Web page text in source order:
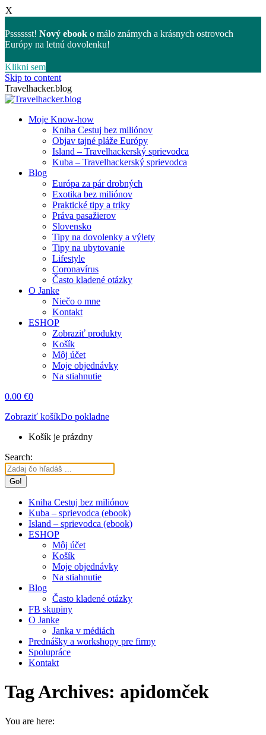
X
Psssssst! Nový ebook o málo známych a krásnych ostrovoch
Európy na letnú dovolenku!
Klikni sem
Skip to content
Travelhacker.blog
Moje Know-how
Kniha Cestuj bez miliónov
Objav tajné pláže Európy
Island – Travelhackerský sprievodca
Kuba – Travelhackerský sprievodca
Blog
Európa za pár drobných
Exotika bez miliónov
Praktické tipy a triky
Práva pasažierov
Slovensko
Tipy na dovolenky a výlety
Tipy na ubytovanie
Lifestyle
Coronavírus
Často kladené otázky
O Janke
Niečo o mne
Kontakt
ESHOP
Zobraziť produkty
Košík
Môj účet
Moje objednávky
Na stiahnutie
0.00 €0
Zobraziť košíkDo pokladne
Košík je prázdny
Search:
Kniha Cestuj bez miliónov
Kuba – sprievodca (ebook)
Island – sprievodca (ebook)
ESHOP
Môj účet
Košík
Moje objednávky
Na stiahnutie
Blog
Často kladené otázky
FB skupiny
O Janke
Janka v médiách
Prednášky a workshopy pre firmy
Spolupráce
Kontakt
Tag Archives: apidomček
You are here: